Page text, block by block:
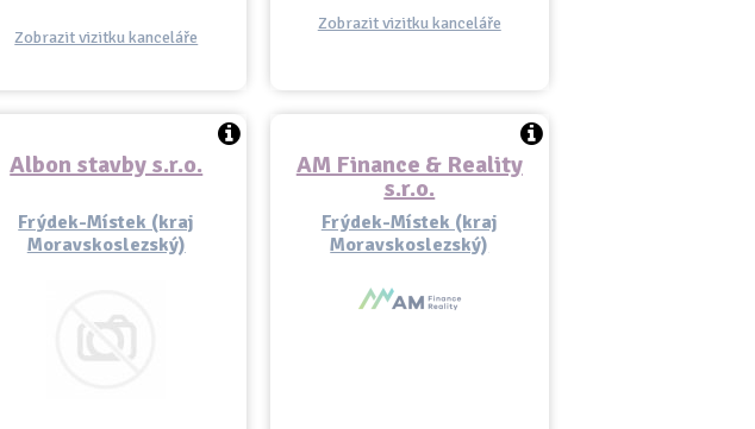
Zobrazit vizitku kanceláře
Zobrazit vizitku kanceláře
Albon stavby s.r.o.
Frýdek-Místek (kraj
Moravskoslezský)
AM Finance & Reality
s.r.o.
Frýdek-Místek (kraj
Moravskoslezský)